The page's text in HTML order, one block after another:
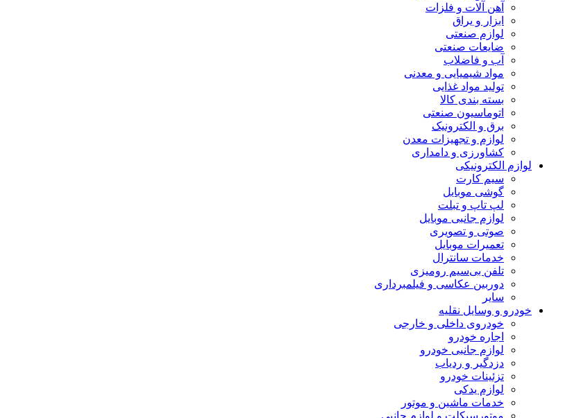
آهن آلات و فلزات
ابزار و یراق
لوازم صنعتی
ضایعات صنعتی
آب و فاضلاب
مواد شیمیایی و معدنی
تولید مواد غذایی
بسته بندی کالا
اتوماسیون صنعتی
برق و الکترونیک
لوازم و تجهیزات معدن
کشاورزی و دامداری
لوازم الکترونیکی
سیم کارت
گوشی موبایل
لپ تاپ و تبلت
لوازم جانبی موبایل
صوتی و تصویری
تعمیرات موبایل
خدمات سانترال
تلفن بی‌سیم رومیزی
دوربین عکاسی و فیلمبرداری
سایر
خودرو و وسایل نقلیه
خودروی داخلی و خارجی
اجاره خودرو
لوازم جانبی خودرو
دزدگیر و ردیاب
تزئینات خودرو
لوازم یدکی
خدمات ماشین و موتور